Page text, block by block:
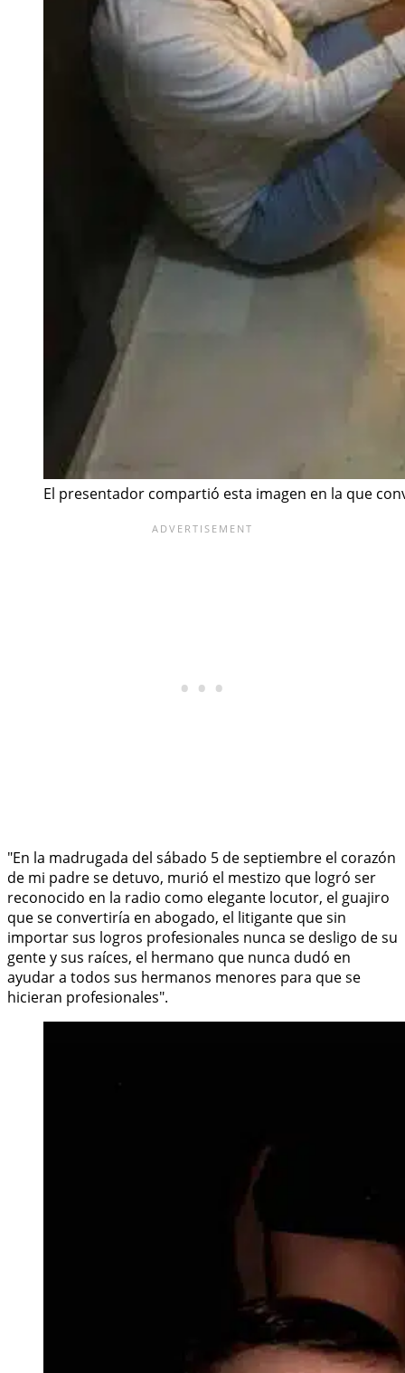
El presentador compartió esta imagen en la que
"En la madrugada del sábado 5 de septiembre el corazón
de mi padre se detuvo, murió el mestizo que logró ser
reconocido en la radio como elegante locutor, el guajiro
que se convertiría en abogado, el litigante que sin
importar sus logros profesionales nunca se desligo de su
gente y sus raíces, el hermano que nunca dudó en
ayudar a todos sus hermanos menores para que se
hicieran profesionales".